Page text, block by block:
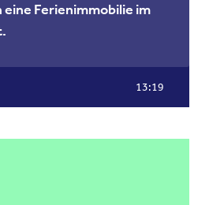
Ferienimmobilie im
13:19